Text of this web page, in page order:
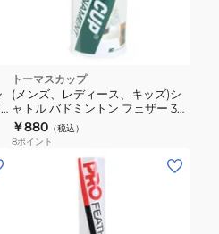
トーマスカップ
(メンズ、レディース、キッズ)シ
ャトル バドミントン フェザー 3個
入り TC-010
￥880 （税込）
8ポイント